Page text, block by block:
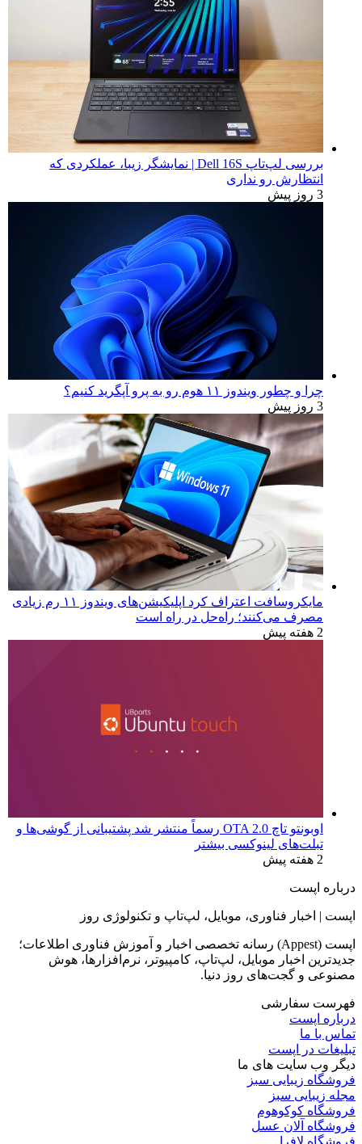
بررسی لپ‌تاپ Dell 16S | نمایشگر زیبا، عملکردی که
انتظارش رو نداری
3 روز پیش
چرا و چطور ویندوز ۱۱ هوم رو به پرو آپگرید کنیم؟
3 روز پیش
مایکروسافت اعتراف کرد اپلیکیشن‌های ویندوز ۱۱ رم زیادی
مصرف می‌کنند؛ راه‌حل در راه است
2 هفته پیش
اوبونتو تاچ OTA 2.0 رسماً منتشر شد پشتیبانی از گوشی‌ها و
تبلت‌های لینوکسی بیشتر
2 هفته پیش
درباره اپست
اپست | اخبار فناوری، موبایل، لپ‌تاپ و تکنولوژی روز
اپست (Appest) رسانه تخصصی اخبار و آموزش فناوری اطلاعات؛
جدیدترین اخبار موبایل، لپ‌تاپ، کامپیوتر، نرم‌افزارها، هوش
مصنوعی و گجت‌های روز دنیا.
فهرست سفارشی
درباره اپست
تماس با ما
تبلیغات در اپست
دیگر وب سایت های ما
فروشگاه زیبایی سبز
مجله زیبایی سبز
فروشگاه کوکوهوم
فروشگاه آلان عسل
فروشگاه لافرا